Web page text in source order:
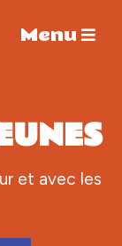
Menu
et avec les